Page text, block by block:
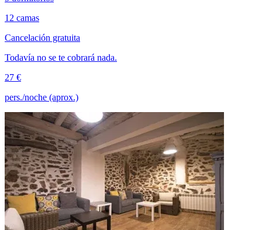
12 camas
Cancelación gratuita
Todavía no se te cobrará nada.
27 €
pers./noche (aprox.)